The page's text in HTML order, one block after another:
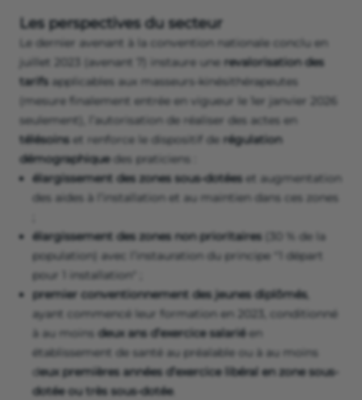
Les perspectives du secteur
Le dernier avenant à la convention nationale conclu en
juillet 2023 (avenant 7) instaure une revalorisation des
tarifs applicables aux masseurs-kinésithérapeutes
(mesure finalement entrée en vigueur le 1er janvier 2026
seulement), l’autorisation de réaliser des actes en
télésoins et renforce le dispositif de régulation
démographiquedes praticiens :
élargissement des zones sous-dotées et augmentation
des aides à l’installation et au maintien dans ces zones
élargissement des zones non prioritaires (30 % de la
population) avec l’instauration du principe "1 départ
pour 1 installation" ;
premier conventionnement des jeunes diplômés,
ayant commencé leur formation en 2023, conditionné
à au moins deux ans d’exercice salariéen
établissement de santé au préalable ou à au moins
deux premières années d’exercice libéral en zone sous-
dotée ou très sous-dotée.